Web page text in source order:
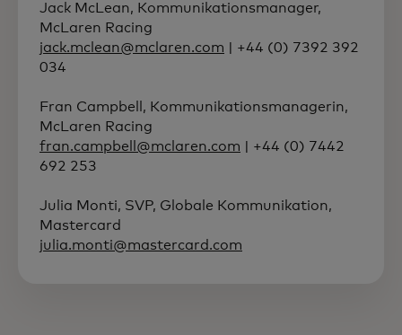
Jack McLean, Kommunikationsmanager,
McLaren Racing
jack.mclean@mclaren.com | +44 (0) 7392 392
034
Fran Campbell, Kommunikationsmanagerin,
McLaren Racing
fran.campbell@mclaren.com | +44 (0) 7442
692 253
Julia Monti, SVP, Globale Kommunikation,
Mastercard
julia.monti@mastercard.com